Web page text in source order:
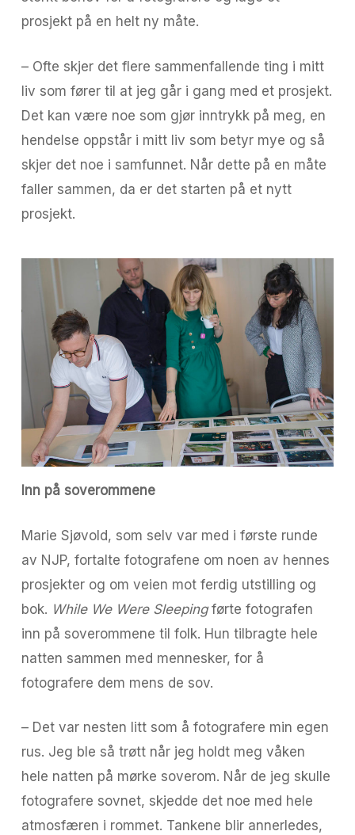
prosjekt på en helt ny måte.
– Ofte skjer det flere sammenfallende ting i mitt
liv som fører til at jeg går i gang med et prosjekt.
Det kan være noe som gjør inntrykk på meg, en
hendelse oppstår i mitt liv som betyr mye og så
skjer det noe i samfunnet. Når dette på en måte
faller sammen, da er det starten på et nytt
prosjekt.
Inn på soverommene
Marie Sjøvold, som selv var med i første runde
av NJP, fortalte fotografene om noen av hennes
prosjekter og om veien mot ferdig utstilling og
bok. While We Were Sleepingførte fotografen
inn på soverommene til folk. Hun tilbragte hele
natten sammen med mennesker, for å
fotografere dem mens de sov.
– Det var nesten litt som å fotografere min egen
rus. Jeg ble så trøtt når jeg holdt meg våken
hele natten på mørke soverom. Når de jeg skulle
fotografere sovnet, skjedde det noe med hele
atmosfæren i rommet. Tankene blir annerledes,